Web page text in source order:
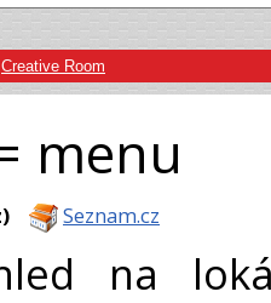
Creative Room
menu
Seznam.cz
na